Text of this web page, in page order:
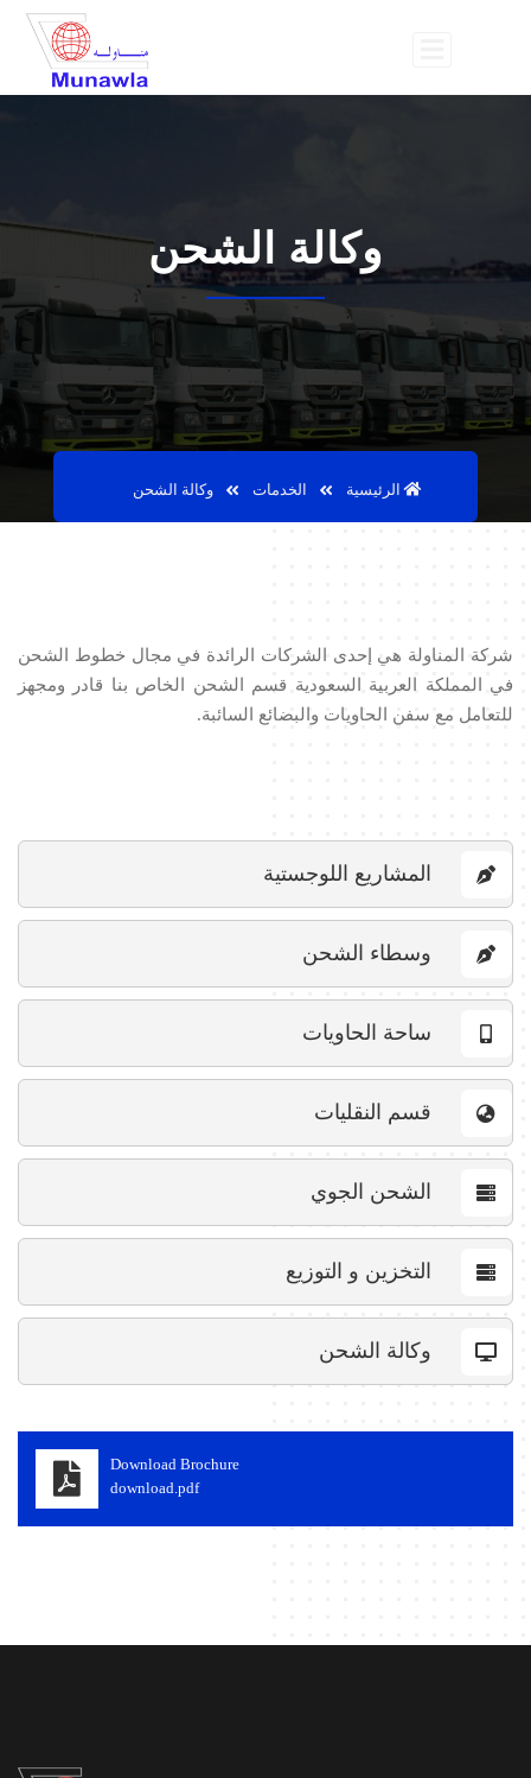
وكالة الشحن
الرئيسية الخدمات وكالة الشحن
شركة المناولة هي إحدى الشركات الرائدة في مجال خطوط الشحن
في المملكة العربية السعودية قسم الشحن الخاص بنا قادر ومجهز
للتعامل مع سفن الحاويات والبضائع السائبة.
المشاريع اللوجستية
وسطاء الشحن
ساحة الحاويات
قسم النقليات
الشحن الجوي
التخزين و التوزيع
وكالة الشحن
Download Brochure
download.pdf